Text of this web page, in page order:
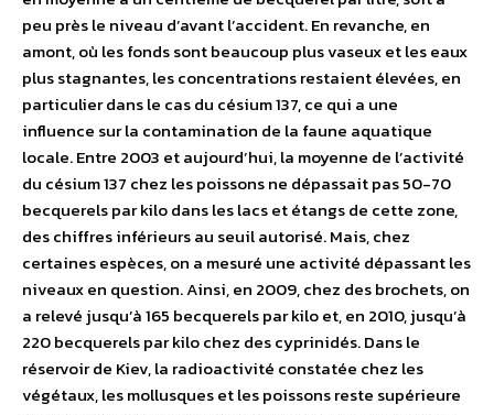
peu près le niveau d’avant l’accident. En revanche, en
amont, où les fonds sont beaucoup plus vaseux et les eaux
plus stagnantes, les concentrations restaient élevées, en
particulier dans le cas du césium 137, ce qui a une
influence sur la contamination de la faune aquatique
locale. Entre 2003 et aujourd’hui, la moyenne de l’activité
du césium 137 chez les poissons ne dépassait pas 50-70
becquerels par kilo dans les lacs et étangs de cette zone,
des chiffres inférieurs au seuil autorisé. Mais, chez
certaines espèces, on a mesuré une activité dépassant les
niveaux en question. Ainsi, en 2009, chez des brochets, on
a relevé jusqu’à 165 becquerels par kilo et, en 2010, jusqu’à
220 becquerels par kilo chez des cyprinidés. Dans le
réservoir de Kiev, la radioactivité constatée chez les
végétaux, les mollusques et les poissons reste supérieure